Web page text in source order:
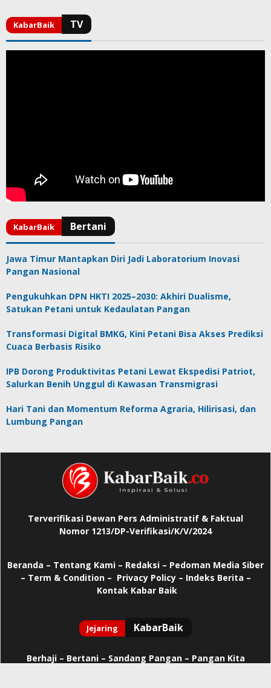
Jawa Timur Mantapkan Diri Jadi Laboratorium Inovasi
Pangan Nasional
Pengukuhkan DPN HKTI 2025–2030: Akhiri Dualisme,
Satukan Petani untuk Kedaulatan Pangan
Transformasi Digital BMKG, Kini Petani Bisa Akses Prediksi
Cuaca Berbasis Risiko
IPB Dorong Produktivitas Petani Lewat Ekspedisi Patriot,
Salurkan Benih Unggul di Kawasan Transmigrasi
Hari Tani dan Momentum Reforma Agraria, Hilirisasi, dan
Lumbung Pangan
Terverifikasi Dewan Pers Administratif & Faktual
Nomor 1213/DP-Verifikasi/K/V/2024
Beranda – Tentang Kami – Redaksi – Pedoman Media Siber
– Term & Condition – Privacy Policy– Indeks Berita –
Kontak Kabar Baik
Berhaji– Bertani – Sandang Pangan – Pangan Kita